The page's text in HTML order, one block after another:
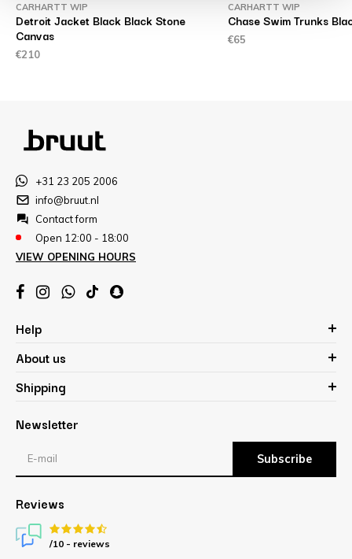
CARHARTT WIP
Detroit Jacket Black Black Stone
Canvas
€210
CARHARTT WIP
Chase Swim Trunks
€65
+31 23 205 2006
info@bruut.nl
Contact form
Open 12:00 - 18:00
VIEW OPENING HOURS
Help
About us
Shipping
Newsletter
Subscribe
Reviews
/10 - reviews